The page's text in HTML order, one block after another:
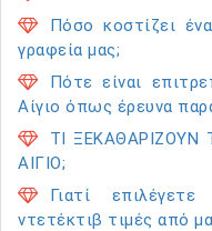
Πόσο κοστίζει
γραφεία μας;
Πότε είναι
Αίγιο όπως έρευνα
ΤΙ ΞΕΚΑΘΑΡΙΖΟΥΝ
ΑΙΓΙΟ;
Γιατί
ντετέκτιβ τιμές από